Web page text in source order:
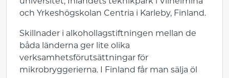
och Yrkeshögskolan Centria i Karleby, Finland.
Skillnader i alkohollagstiftningen mellan de
båda länderna ger lite olika
verksamhetsförutsättningar för
mikrobryggerierna. I Finland får man sälja öl